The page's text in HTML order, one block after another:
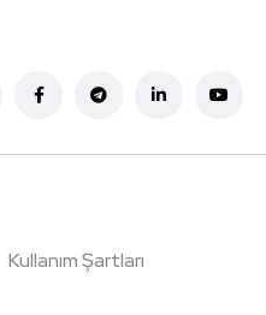
Kullanım Şartları